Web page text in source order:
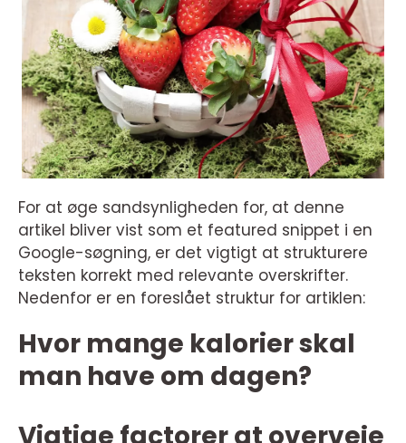
For at øge sandsynligheden for, at denne
artikel bliver vist som et featured snippet i en
Google-søgning, er det vigtigt at strukturere
teksten korrekt med relevante overskrifter.
Nedenfor er en foreslået struktur for artiklen:
Hvor mange kalorier skal
man have om dagen?